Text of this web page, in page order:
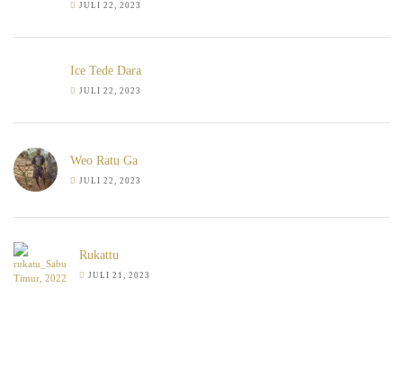
JULI 22, 2023
Ice Tede Dara
JULI 22, 2023
Weo Ratu Ga
JULI 22, 2023
Rukattu
JULI 21, 2023